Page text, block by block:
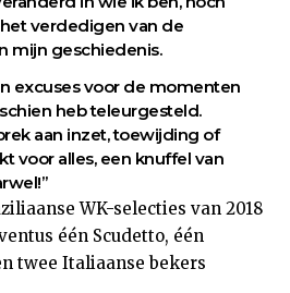
verdedigen van de
mijn geschiedenis.
excuses voor de momenten
heb teleurgesteld.
aan inzet, toewijding of
voor alles, een knuffel van
WK-selecties van 2018
één Scudetto, één
twee Italiaanse bekers